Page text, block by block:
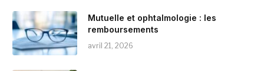
Mutuelle et ophtalmologie : les
remboursements
avril 21, 2026